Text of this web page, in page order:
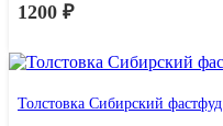
1200 ₽
Толстовка Сибирский фастфуд